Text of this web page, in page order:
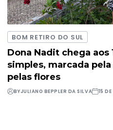
BOM RETIRO DO SUL
Dona Nadit chega aos
simples, marcada
pelas flores
BYJULIANO BEPPLER DA SILVA 15